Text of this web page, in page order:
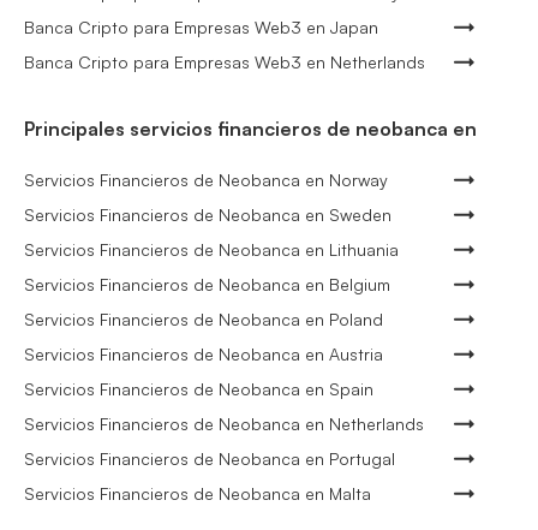
Banca Cripto para Empresas Web3 en Japan
Banca Cripto para Empresas Web3 en Netherlands
Principales servicios financieros de neobanca en
Servicios Financieros de Neobanca en Norway
Servicios Financieros de Neobanca en Sweden
Servicios Financieros de Neobanca en Lithuania
Servicios Financieros de Neobanca en Belgium
Servicios Financieros de Neobanca en Poland
Servicios Financieros de Neobanca en Austria
Servicios Financieros de Neobanca en Spain
Servicios Financieros de Neobanca en Netherlands
Servicios Financieros de Neobanca en Portugal
Servicios Financieros de Neobanca en Malta